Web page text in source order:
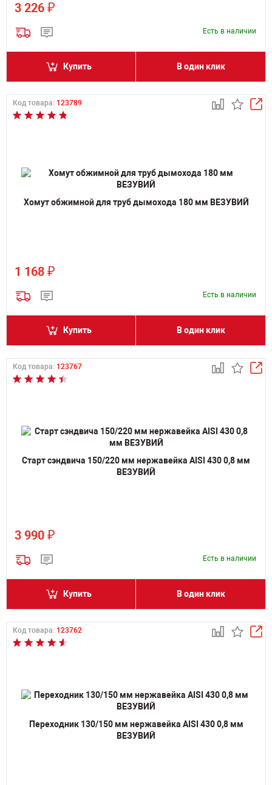
3 226 ₽
Есть в наличии
Купить В один клик
Код товара: 123789
Хомут обжимной для труб дымохода 180 мм ВЕЗУВИЙ
1 168 ₽
Есть в наличии
Купить В один клик
Код товара: 123767
Старт сэндвича 150/220 мм нержавейка AISI 430 0,8 мм
ВЕЗУВИЙ
3 990 ₽
Есть в наличии
Купить В один клик
Код товара: 123762
Переходник 130/150 мм нержавейка AISI 430 0,8 мм
ВЕЗУВИЙ